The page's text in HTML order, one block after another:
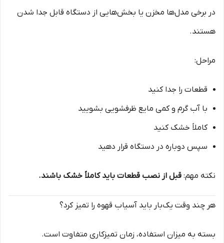
در برخی مدل‌ها مخزن یا بخش‌هایی از دستگاه قابل جدا شدن
هستند.
مراحل:
قطعات را جدا کنید
با آب گرم و کمی مایع ظرفشویی بشویید
کاملاً خشک کنید
سپس دوباره در دستگاه قرار دهید
نکته مهم: قبل از نصب قطعات باید کاملاً خشک باشند.
هر چند وقت یک‌بار باید آسیاب قهوه را تمیز کرد؟
بسته به میزان استفاده، زمان تمیزکاری متفاوت است.